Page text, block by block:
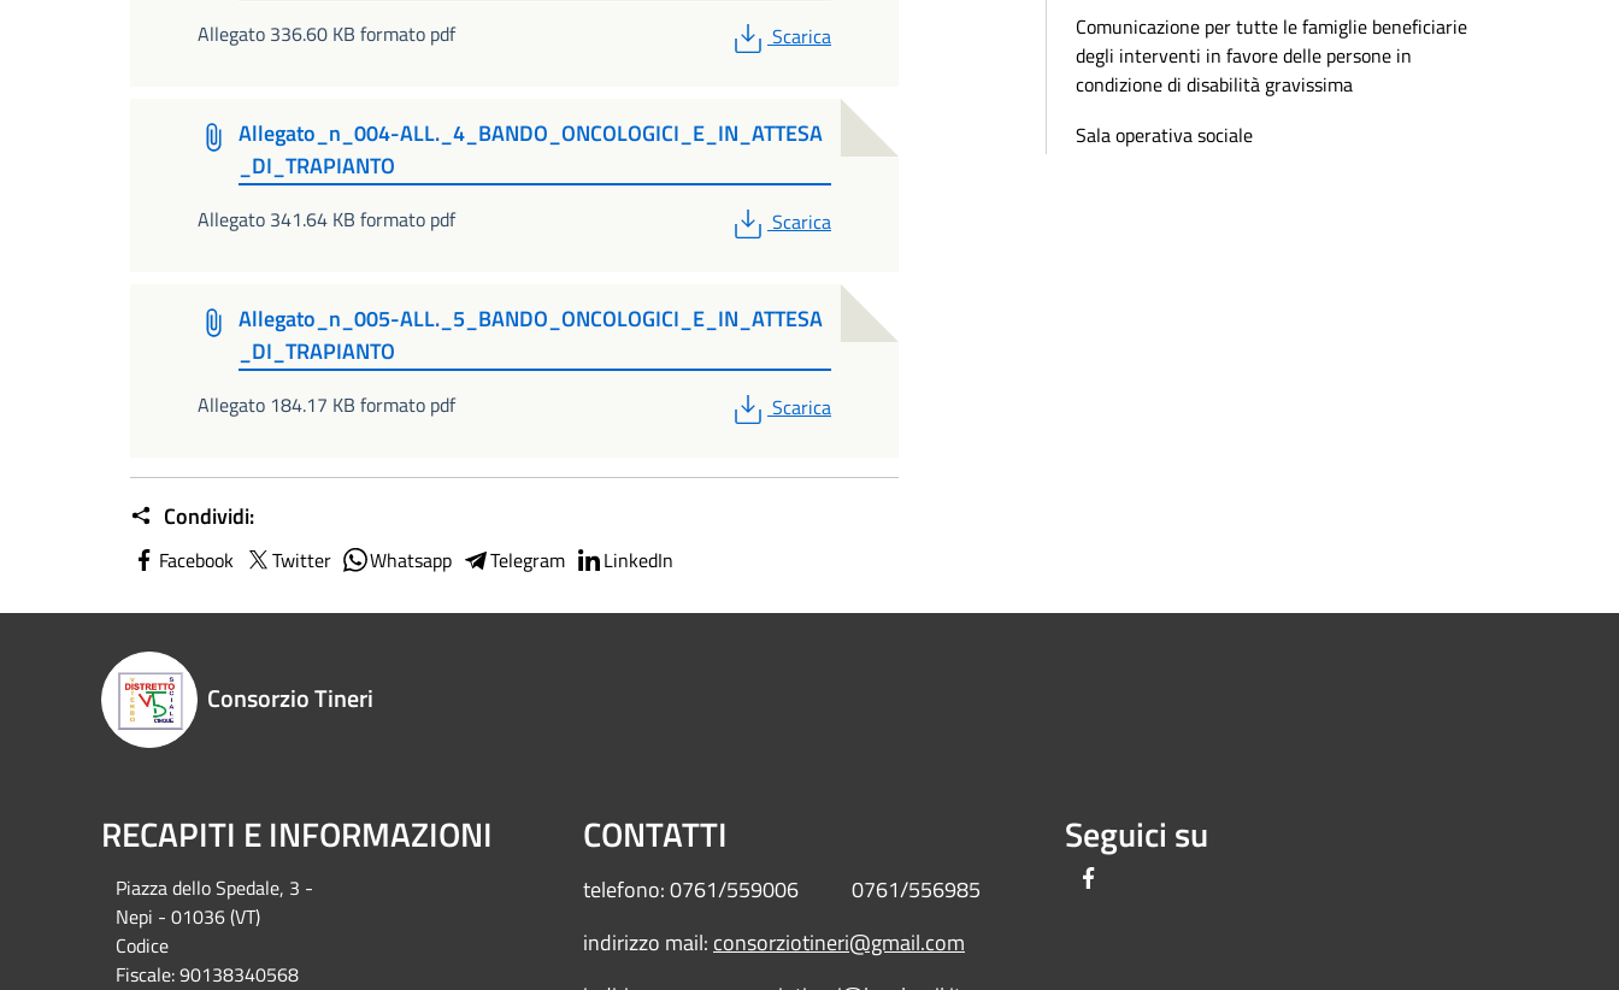
Allegato 336.60 KB formato pdf PDF
Scarica
Allegato_n_004-ALL._4_BANDO_ONCOLOGICI_E_IN_ATTESA
_DI_TRAPIANTO
Allegato 341.64 KB formato pdf PDF
Scarica
Allegato_n_005-ALL._5_BANDO_ONCOLOGICI_E_IN_ATTESA
_DI_TRAPIANTO
Allegato 184.17 KB formato pdf PDF
Scarica
Condividi:
Facebook Twitter Whatsapp Telegram LinkedIn
Comunicazione per tutte le famiglie beneficiarie
degli interventi in favore delle persone in
condizione di disabilità gravissima
Sala operativa sociale
Consorzio Tineri
RECAPITI E INFORMAZIONI
Piazza dello Spedale, 3 -
Nepi - 01036 (VT)
Codice
Fiscale: 90138340568
CONTATTI
telefono: 0761/559006 0761/556985
indirizzo mail: consorziotineri@gmail.com
Seguici su